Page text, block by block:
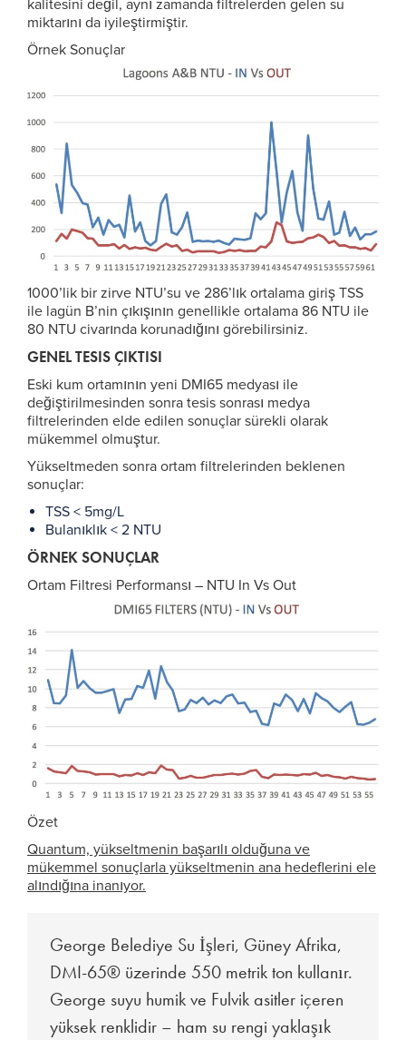
kalitesini değil, aynı zamanda filtrelerden gelen su
miktarını da iyileştirmiştir.
Örnek Sonuçlar
1000’lik bir zirve NTU’su ve 286’lık ortalama giriş TSS
ile lagün B’nin çıkışının genellikle ortalama 86 NTU ile
80 NTU civarında korunadığını görebilirsiniz.
GENEL TESIS ÇIKTISI
Eski kum ortamının yeni DMI65 medyası ile
değiştirilmesinden sonra tesis sonrası medya
filtrelerinden elde edilen sonuçlar sürekli olarak
mükemmel olmuştur.
Yükseltmeden sonra ortam filtrelerinden beklenen
sonuçlar:
TSS < 5mg/L
Bulanıklık < 2 NTU
ÖRNEK SONUÇLAR
Ortam Filtresi Performansı – NTU In Vs Out
Özet
Quantum, yükseltmenin başarılı olduğuna ve
mükemmel sonuçlarla yükseltmenin ana hedeflerini ele
alındığına inanıyor.
George Belediye Su İşleri, Güney Afrika,
DMI-65® üzerinde 550 metrik ton kullanır.
George suyu humik ve Fulvik asitler içeren
yüksek renklidir – ham su rengi yaklaşık